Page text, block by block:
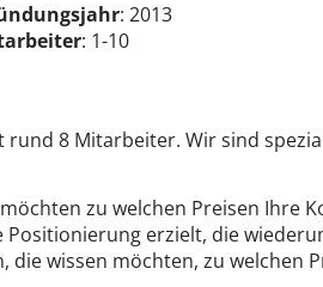
: 2013
: 1-10
8 Mitarbeiter. Wir sind
zu welchen Preisen Ihre
erzielt, die
wissen möchten, zu welchen